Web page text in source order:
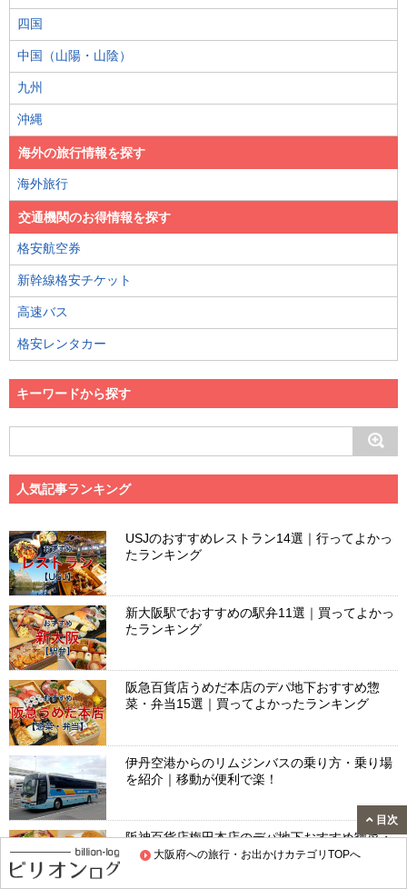
大阪府への旅行・お出かけカテゴリTOPへ
四国
中国（山陽・山陰）
九州
沖縄
海外の旅行情報を探す
海外旅行
交通機関のお得情報を探す
格安航空券
新幹線格安チケット
高速バス
格安レンタカー
キーワードから探す
人気記事ランキング
USJのおすすめレストラン14選｜行ってよかっ
たランキング
新大阪駅でおすすめの駅弁11選｜買ってよかっ
たランキング
阪急百貨店うめだ本店のデパ地下おすすめ惣
菜・弁当15選｜買ってよかったランキング
伊丹空港からのリムジンバスの乗り方・乗り場
を紹介｜移動が便利で楽！
阪神百貨店梅田本店のデパ地下おすすめ惣菜・
弁当13選｜買ってよかったランキング
目次